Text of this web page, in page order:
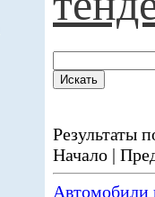
Результаты
Начало |